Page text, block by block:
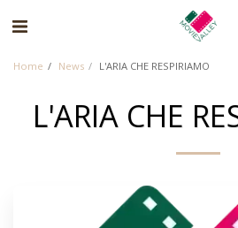
Home News L'ARIA CHE RESPIRIAMO
L'ARIA CHE